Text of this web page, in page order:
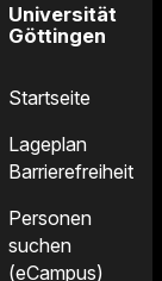
Universität
Göttingen
Startseite
Lageplan
Barrierefreiheit
Personen
suchen
(eCampus)